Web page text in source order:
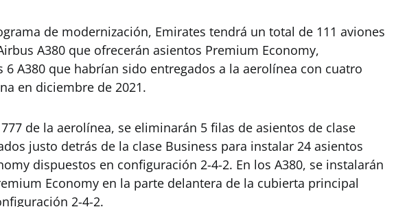
de modernización, Emirates tendrá un total de 111 aviones
A380 que ofrecerán asientos Premium Economy,
6 A380 que habrían sido entregados a la aerolínea con cuatro
en diciembre de 2021.
de la aerolínea, se eliminarán 5 filas de asientos de clase
justo detrás de la clase Business para instalar 24 asientos
dispuestos en configuración 2-4-2. En los A380, se instalarán
Economy en la parte delantera de la cubierta principal
2-4-2.